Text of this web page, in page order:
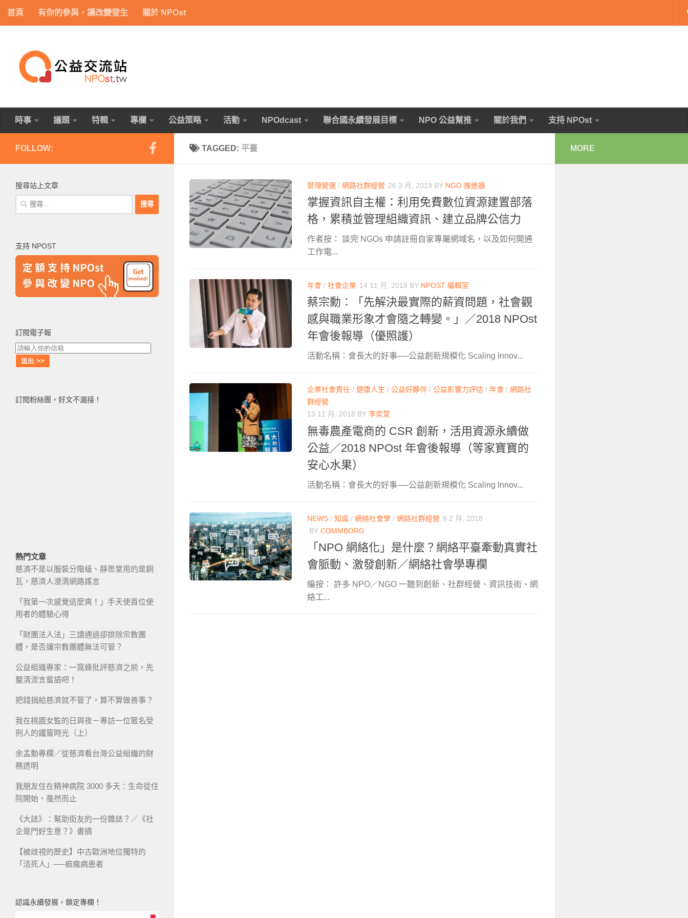
Skip to content
首頁 有你的參與，讓改變發生 關於 NPOst
時事 議題 特輯 專欄 公益策略 活動 NPOdcast 聯合國永續發展目標 NPO 公益幫推 關於我們 支持 NPOst
TAGGED: 平臺
管理營運 / 網路社群經營 26 3 月, 2019 BY NGO 推進器
掌握資訊自主權：利用免費數位資源建置部落
格，累積並管理組織資訊、建立品牌公信力
作者按： 談完 NGOs 申請註冊自家專屬網域名，以及如何開通
工作電...
年會 / 社會企業 14 11 月, 2018 BY NPOST 編輯室
蔡宗勳：「先解決最實際的薪資問題，社會觀
感與職業形象才會隨之轉變。」／2018 NPOst
年會後報導（優照護）
活動名稱：會長大的好事──公益創新規模化 Scaling Innov...
企業社會責任 / 健康人生 / 公益好夥伴 / 公益影響力評估 / 年會 / 網路社
群經營
13 11 月, 2018 BY 李奕萱
無毒農產電商的 CSR 創新，活用資源永續做
公益／2018 NPOst 年會後報導（等家寶寶的
安心水果）
活動名稱：會長大的好事──公益創新規模化 Scaling Innov...
NEWS / 知識 / 網絡社會學 / 網路社群經營 8 2 月, 2018
BY COMMBORG
「NPO 網絡化」是什麼？網絡平臺牽動真實社
會脈動、激發創新／網絡社會學專欄
編按： 許多 NPO／NGO 一聽到創新、社群經營、資訊技術、網
絡工...
FOLLOW:
搜尋站上文章
搜
尋
字:
支持 NPOST
訂閱電子報
訂閱粉絲團，好文不漏接！
熱門文章
慈濟不是以服裝分階級、靜思堂用的是銅
瓦，慈濟人澄清網路謠言
「我第一次感覺這麼爽！」手天使首位使
用者的體驗心得
「財團法人法」三讀通過卻排除宗教團
體，是否讓宗教團體無法可管？
公益組織專家：一窩蜂批評慈濟之前，先
釐清流言蜚語吧！
把錢捐給慈濟就不管了，算不算做善事？
我在桃園女監的日與夜－專訪一位匿名受
刑人的鐵窗時光（上）
余孟勳專欄／從慈濟看台灣公益組織的財
務透明
我朋友住在精神病院 3000 多天：生命從住
院開始，戞然而止
《大誌》：幫助街友的一份雜誌？／《社
企是門好生意？》書摘
【被歧視的歷史】中古歐洲地位獨特的
「活死人」──痲瘋病患者
認識永續發展，鎖定專欄！
MORE